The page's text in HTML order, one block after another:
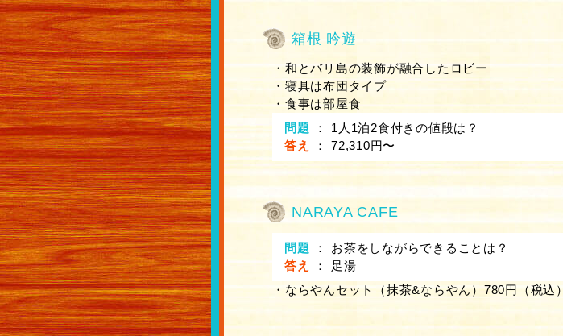
箱根 吟遊
・和とバリ島の装飾が融合したロビー
・寝具は布団タイプ
・食事は部屋食
問題
：
1人1泊2食付きの値段は？
答え
： 72,310円〜
NARAYA CAFE
問題 ：
お茶をしながらできることは？
答え
：
足湯
・ならやんセット（抹茶&ならやん）780円（税込）